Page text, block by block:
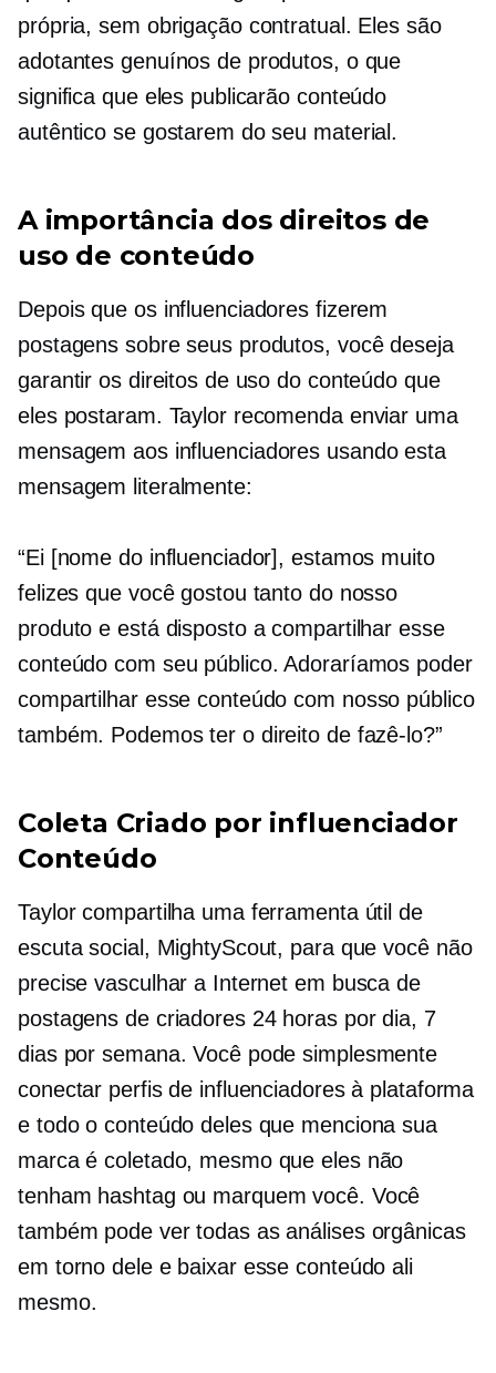
própria, sem obrigação contratual. Eles são
adotantes genuínos de produtos, o que
significa que eles publicarão conteúdo
autêntico se gostarem do seu material.
A importância dos direitos de
uso de conteúdo
Depois que os influenciadores fizerem
postagens sobre seus produtos, você deseja
garantir os direitos de uso do conteúdo que
eles postaram. Taylor recomenda enviar uma
mensagem aos influenciadores usando esta
mensagem literalmente:
“Ei [nome do influenciador], estamos muito
felizes que você gostou tanto do nosso
produto e está disposto a compartilhar esse
conteúdo com seu público. Adoraríamos poder
compartilhar esse conteúdo com nosso público
também. Podemos ter o direito de fazê-lo?”
Coleta Criado por influenciador
Conteúdo
Taylor compartilha uma ferramenta útil de
escuta social, MightyScout, para que você não
precise vasculhar a Internet em busca de
postagens de criadores 24 horas por dia, 7
dias por semana. Você pode simplesmente
conectar perfis de influenciadores à plataforma
e todo o conteúdo deles que menciona sua
marca é coletado, mesmo que eles não
tenham hashtag ou marquem você. Você
também pode ver todas as análises orgânicas
em torno dele e baixar esse conteúdo ali
mesmo.